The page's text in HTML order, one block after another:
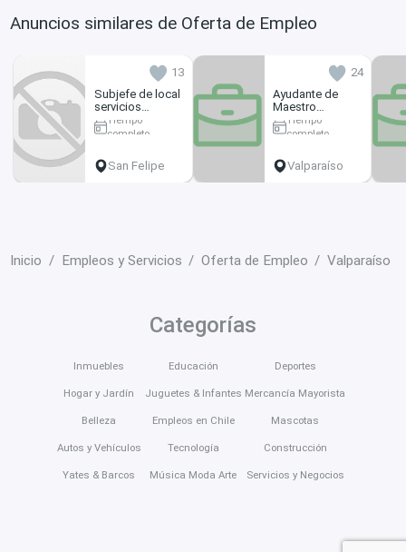
Anuncios similares de Oferta de Empleo
13
Subjefe de local
servicios
automotrices
Tiempo
completo
San Felipe
24
Ayudante de
Maestro
Multiservico Lic
B
Tiempo
completo
Valparaíso
Inicio Empleos y Servicios Oferta de Empleo Valparaíso
Categorías
Inmuebles
Hogar y Jardín
Belleza
Autos y Vehículos
Yates & Barcos
Educación
Juguetes & Infantes
Empleos en Chile
Tecnología
Música Moda Arte
Deportes
Mercancía Mayorista
Mascotas
Construcción
Servicios y Negocios